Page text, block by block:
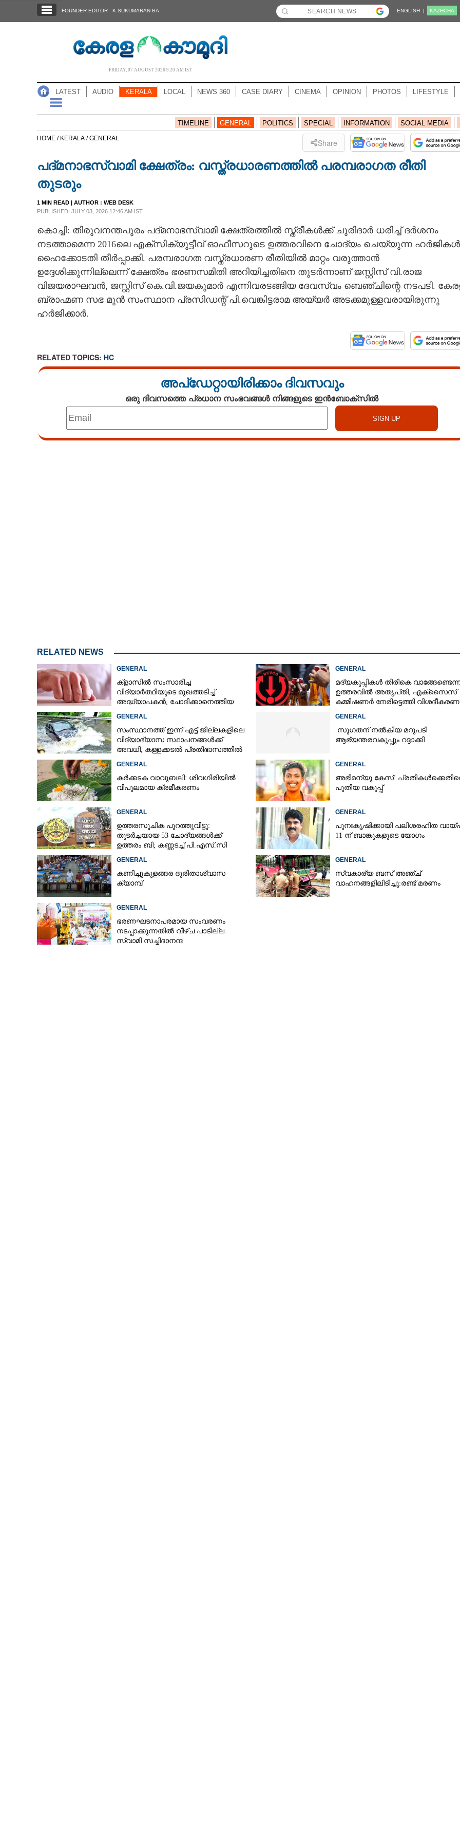
NOTIFIED NEWS
NEWS 360
CASE DIARY
OPINION
PHOTOS
SPIRITUAL
FOUNDER EDITOR : K SUKUMARAN BA ENGLISH | KĀZHCHA
FRIDAY, 07 AUGUST 2026 9.20 AM IST
LATEST AUDIO KERALA LOCAL NEWS 360 CASE DIARY CINEMA OPINION PHOTOS LIFESTYLE
TIMELINE GENERAL POLITICS SPECIAL INFORMATION SOCIAL MEDIA
HOME / KERALA /GENERAL Share
പദ്മനാഭസ്വാമി ക്ഷേത്രം: വസ്ത്രധാരണത്തിൽ പരമ്പരാഗത രീതി
തുടരും
1 MIN READ | AUTHOR : WEB DESK
PUBLISHED: JULY 03, 2026 12:46 AM IST
കൊച്ചി: തിരുവനന്തപുരം പദ്മനാഭസ്വാമി ക്ഷേത്രത്തിൽ സ്ത്രീകൾക്ക് ചുരിദാർ ധരിച്ച് ദർശനം
നടത്താമെന്ന 2016ലെ എക്‌സിക്യുട്ടീവ് ഓഫീസറുടെ ഉത്തരവിനെ ചോദ്യം ചെയ്യുന്ന ഹർജികൾ
ഹൈക്കോടതി തീർപ്പാക്കി. പരമ്പരാഗത വസ്ത്രധാരണ രീതിയിൽ മാറ്റം വരുത്താൻ
ഉദ്ദേശിക്കുന്നില്ലെന്ന് ക്ഷേത്രം ഭരണസമിതി അറിയിച്ചതിനെ തുടർന്നാണ് ജസ്റ്റിസ് വി.രാജ
വിജയരാഘവൻ, ജസ്റ്റിസ് കെ.വി.ജയകുമാർ എന്നിവരടങ്ങിയ ദേവസ്വം ബെഞ്ചിന്റെ നടപടി.
ബ്രാഹ്മണ സഭ മുൻ സംസ്ഥാന പ്രസിഡന്റ് പി.വെങ്കിട്ടരാമ അയ്യർ അടക്കമുള്ളവരായിരുന്നു
ഹർജിക്കാർ.
RELATED TOPICS: HC
അപ്ഡേറ്റായിരിക്കാം ദിവസവും
ഒരു ദിവസത്തെ പ്രധാന സംഭവങ്ങൾ നിങ്ങളുടെ ഇൻബോക്സിൽ
RELATED NEWS
GENERAL
ക്‌ളാസിൽ സംസാരിച്ച
വിദ്യാർത്ഥിയുടെ മുഖത്തടിച്ച്
അദ്ധ്യാപകൻ, ചോദിക്കാനെത്തിയ
GENERAL
മദ്യകുപ്പികൾ തിരികെ
ഉത്തരവിൽ അതൃപ്‌തി, എക്‌സൈസ്
കമ്മിഷണർ നേരിട്ടെത്തി
GENERAL
സംസ്ഥാനത്ത് ഇന്ന് എട്ട് ജില്ലകളിലെ
വിദ്യാഭ്യാസ സ്ഥാപനങ്ങൾക്ക്
അവധി, കള്ളക്കടൽ പ്രതിഭാസത്തിൽ
GENERAL
സുഗതന് നൽകിയ മറുപടി
ആഭ്യന്തരവകുപ്പും റദ്ദാക്കി
GENERAL
കർക്കടക വാവുബലി: ശിവഗിരിയിൽ
വിപുലമായ ക്രമീകരണം
GENERAL
അഭിമന്യു കേസ്:
പുതിയ വകുപ്പ്
GENERAL
ഉത്തരസൂചിക പുറത്തുവിട്ടു:
തുടർച്ചയായ 53 ചോദ്യങ്ങൾക്ക്
ഉത്തരം ബി; കണ്ണടച്ച് പി.എസ്.സി
GENERAL
പുനഃകൃഷിക്കായി പലിശരഹിത
11 ന് ബാങ്കുകളുടെ യോഗം
GENERAL
കണിച്ചുകുളങ്ങര ദുരിതാശ്വാസ
ക്യാമ്പ്
GENERAL
സ്വകാര്യ ബസ് അഞ്ച്
വാഹനങ്ങളിലിടിച്ചു:രണ്ട് മരണം
GENERAL
ഭരണഘടനാപരമായ സംവരണം
നടപ്പാക്കുന്നതിൽ വീഴ്ച പാടില്ല:
സ്വാമി സച്ചിദാനന്ദ